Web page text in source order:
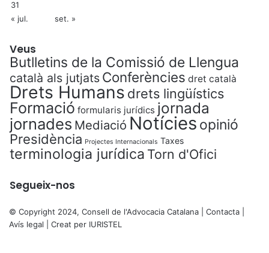
31
« jul.
set. »
Veus
Butlletins de la Comissió de Llengua
català als jutjats Conferències dret català
Drets Humans drets lingüístics
Formació formularis jurídics jornada
jornades Mediació Notícies opinió
Presidència Projectes Internacionals Taxes
terminologia jurídica Torn d'Ofici
Segueix-nos
© Copyright 2024, Consell de l'Advocacia Catalana | Contacta
Avís legal | Creat per IURISTEL